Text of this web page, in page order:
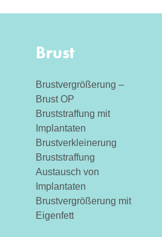
Brust
Brustvergrößerung –
Brust OP
Bruststraffung mit
Implantaten
Brustverkleinerung
Bruststraffung
Austausch von
Implantaten
Brustvergrößerung mit
Eigenfett